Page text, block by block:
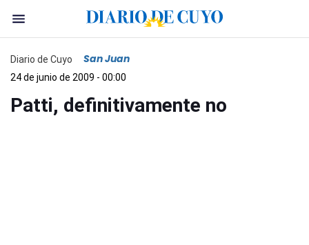
Diario de Cuyo San Juan
24 de junio de 2009 - 00:00
Patti, definitivamente no